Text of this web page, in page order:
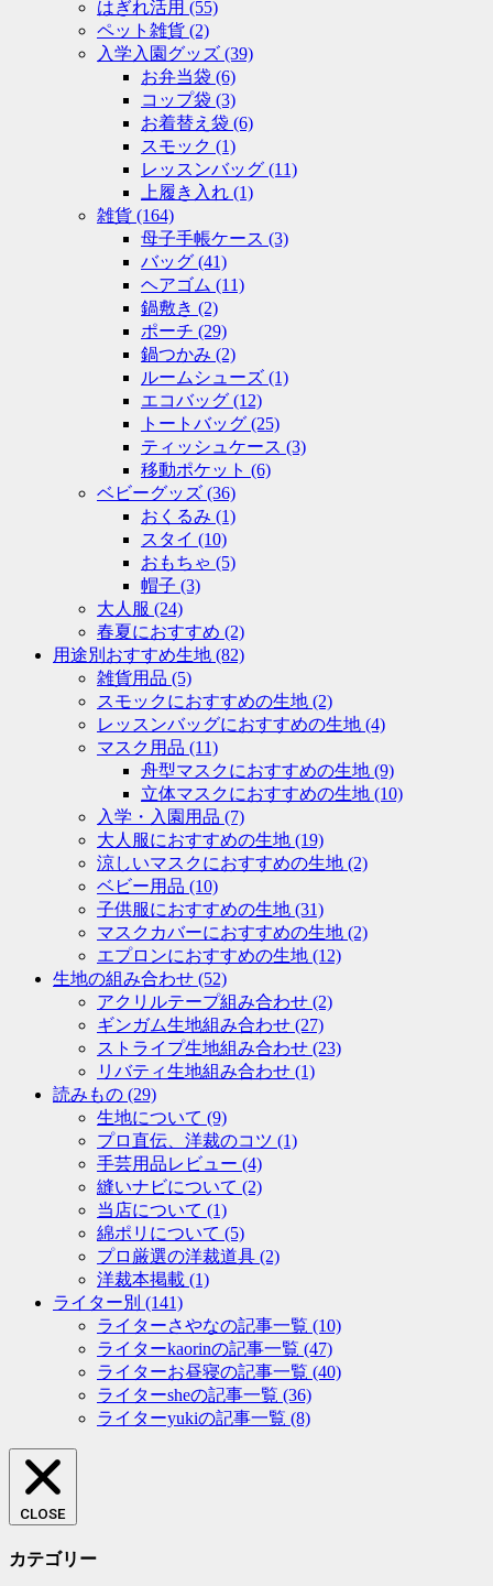
はぎれ活用 (55)
ペット雑貨 (2)
入学入園グッズ (39)
お弁当袋 (6)
コップ袋 (3)
お着替え袋 (6)
スモック (1)
レッスンバッグ (11)
上履き入れ (1)
雑貨 (164)
母子手帳ケース (3)
バッグ (41)
ヘアゴム (11)
鍋敷き (2)
ポーチ (29)
鍋つかみ (2)
ルームシューズ (1)
エコバッグ (12)
トートバッグ (25)
ティッシュケース (3)
移動ポケット (6)
ベビーグッズ (36)
おくるみ (1)
スタイ (10)
おもちゃ (5)
帽子 (3)
大人服 (24)
春夏におすすめ (2)
用途別おすすめ生地 (82)
雑貨用品 (5)
スモックにおすすめの生地 (2)
レッスンバッグにおすすめの生地 (4)
マスク用品 (11)
舟型マスクにおすすめの生地 (9)
立体マスクにおすすめの生地 (10)
入学・入園用品 (7)
大人服におすすめの生地 (19)
涼しいマスクにおすすめの生地 (2)
ベビー用品 (10)
子供服におすすめの生地 (31)
マスクカバーにおすすめの生地 (2)
エプロンにおすすめの生地 (12)
生地の組み合わせ (52)
アクリルテープ組み合わせ (2)
ギンガム生地組み合わせ (27)
ストライプ生地組み合わせ (23)
リバティ生地組み合わせ (1)
読みもの (29)
生地について (9)
プロ直伝、洋裁のコツ (1)
手芸用品レビュー (4)
縫いナビについて (2)
当店について (1)
綿ポリについて (5)
プロ厳選の洋裁道具 (2)
洋裁本掲載 (1)
ライター別 (141)
ライターさやなの記事一覧 (10)
ライターkaorinの記事一覧 (47)
ライターお昼寝の記事一覧 (40)
ライターsheの記事一覧 (36)
ライターyukiの記事一覧 (8)
CLOSE
カテゴリー